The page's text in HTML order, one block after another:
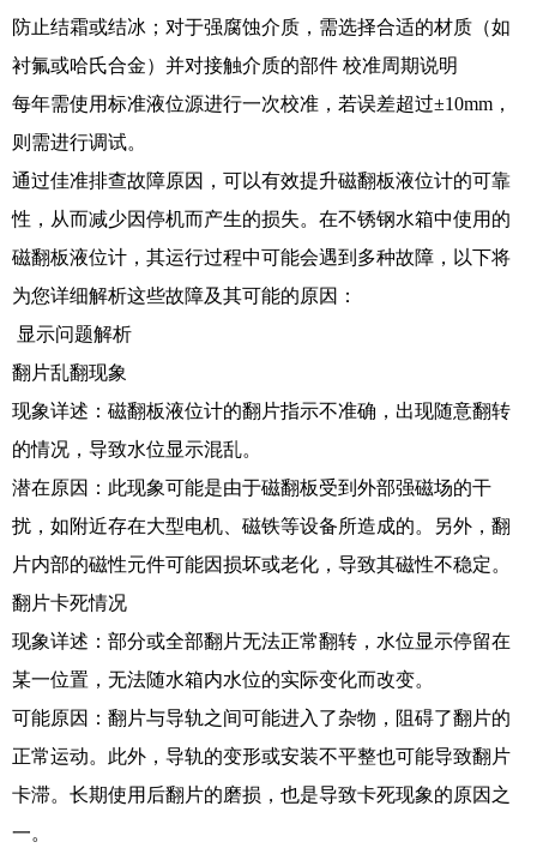
防止结霜或结冰；对于强腐蚀介质，需选择合适的材质（如
衬氟或哈氏合金）并对接触介质的部件 校准周期说明
每年需使用标准液位源进行一次校准，若误差超过±10mm，
则需进行调试。
通过佳准排查故障原因，可以有效提升磁翻板液位计的可靠
性，从而减少因停机而产生的损失。在不锈钢水箱中使用的
磁翻板液位计，其运行过程中可能会遇到多种故障，以下将
为您详细解析这些故障及其可能的原因：
显示问题解析
翻片乱翻现象
现象详述：磁翻板液位计的翻片指示不准确，出现随意翻转
的情况，导致水位显示混乱。
潜在原因：此现象可能是由于磁翻板受到外部强磁场的干
扰，如附近存在大型电机、磁铁等设备所造成的。另外，翻
片内部的磁性元件可能因损坏或老化，导致其磁性不稳定。
翻片卡死情况
现象详述：部分或全部翻片无法正常翻转，水位显示停留在
某一位置，无法随水箱内水位的实际变化而改变。
可能原因：翻片与导轨之间可能进入了杂物，阻碍了翻片的
正常运动。此外，导轨的变形或安装不平整也可能导致翻片
卡滞。长期使用后翻片的磨损，也是导致卡死现象的原因之
一。